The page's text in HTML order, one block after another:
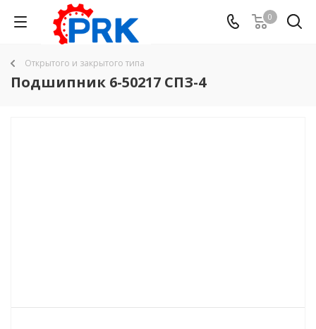
0
Открытого и закрытого типа
Подшипник 6-50217 СПЗ-4